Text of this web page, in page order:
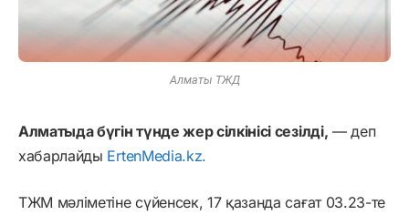
Алматы ТЖД
Алматыда бүгін түнде жер сілкінісі сезілді, — деп
хабарлайды ErtenMedia.kz.
ТЖМ мәліметіне сүйенсек, 17 қазанда сағат 03.23-те